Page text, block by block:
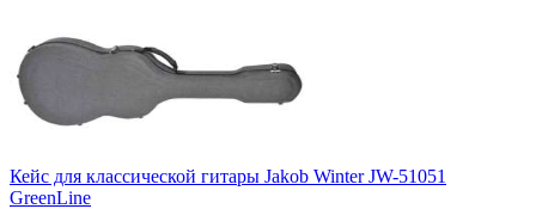
Кейс для классической гитары Jakob Winter JW-51051
GreenLine